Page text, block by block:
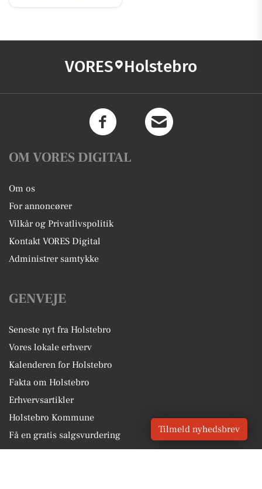
VORES Holstebro
OM VORES DIGITAL
Om os
For annoncører
Vilkår og Privatlivspolitik
Kontakt VORES Digital
Administrer samtykke
GENVEJE
Seneste nyt fra Holstebro
Vores lokale erhverv
Kalenderen for Holstebro
Fakta om Holstebro
Erhvervsartikler
Holstebro Kommune
Få en gratis salgsvurdering
Sponsoreret indhold
Tilmeld nyhedsbrev